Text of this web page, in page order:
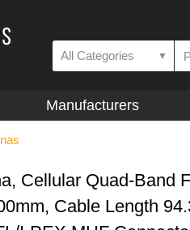
All Categories ▼
Manufacturers
Cellular Quad-Band
Cable Length